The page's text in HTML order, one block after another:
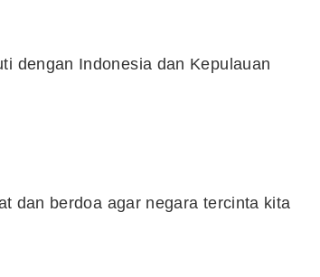
dengan Indonesia dan Kepulauan
dan berdoa agar negara tercinta kita